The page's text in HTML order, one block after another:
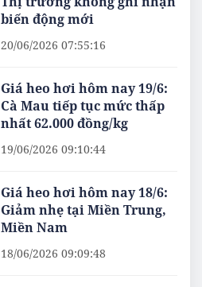
biến động mới
20/06/2026 07:55:16
Giá heo hơi hôm nay 19/6:
Cà Mau tiếp tục mức thấp
nhất 62.000 đồng/kg
19/06/2026 09:10:44
Giá heo hơi hôm nay 18/6:
Giảm nhẹ tại Miền Trung,
Miền Nam
18/06/2026 09:09:48